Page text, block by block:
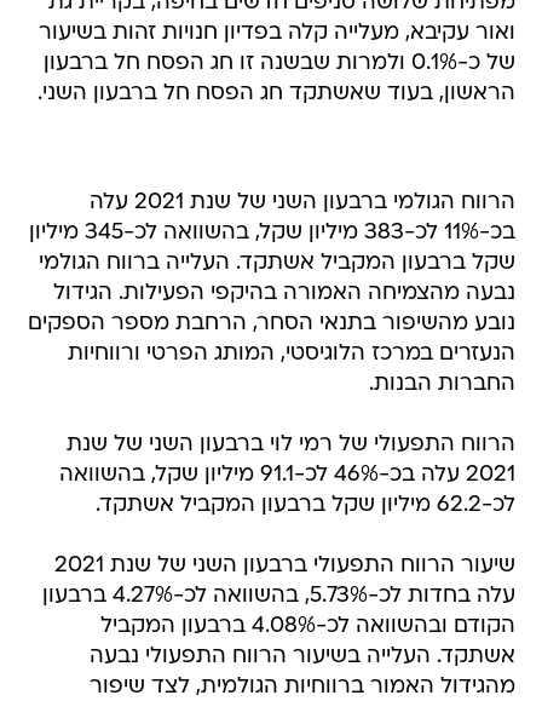
ואור עקיבא, מעלייה קלה בפדיון חנויות זהות בשיעור
של כ-0.1% ולמרות שבשנה זו חג הפסח חל ברבעון
הראשון, בעוד שאשתקד חג הפסח חל ברבעון השני.
הרווח הגולמי ברבעון השני של שנת 2021 עלה
בכ-11% לכ-383 מיליון שקל, בהשוואה לכ-345 מיליון
שקל ברבעון המקביל אשתקד. העלייה ברווח הגולמי
נבעה מהצמיחה האמורה בהיקפי הפעילות. הגידול
נובע מהשיפור בתנאי הסחר, הרחבת מספר הספקים
הנעזרים במרכז הלוגיסטי, המותג הפרטי ורווחיות
החברות הבנות.
הרווח התפעולי של רמי לוי ברבעון השני של שנת
2021 עלה בכ-46% לכ-91.1 מיליון שקל, בהשוואה
לכ-62.2 מיליון שקל ברבעון המקביל אשתקד.
שיעור הרווח התפעולי ברבעון השני של שנת 2021
עלה בחדות לכ-5.73%, בהשוואה לכ-4.27% ברבעון
הקודם ובהשוואה לכ-4.08% ברבעון המקביל
אשתקד. העלייה בשיעור הרווח התפעולי נבעה
מהגידול האמור ברווחיות הגולמית, לצד שיפור